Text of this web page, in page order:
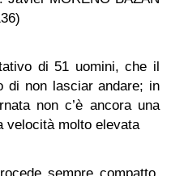
di 51 uomini, che il
di non lasciar andare; in
non c’è ancora una
velocità molto elevata